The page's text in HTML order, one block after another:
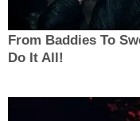
From Baddies To
Do It All!